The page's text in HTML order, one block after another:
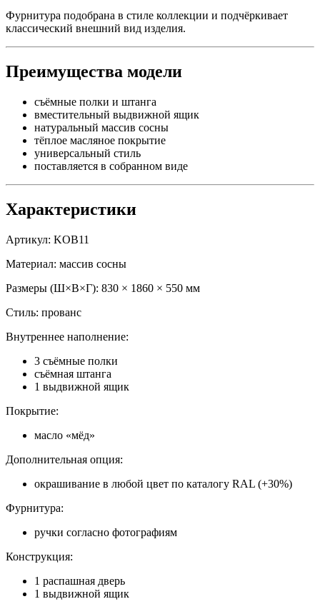
Фурнитура подобрана в стиле коллекции и подчёркивает
классический внешний вид изделия.
Преимущества модели
съёмные полки и штанга
вместительный выдвижной ящик
натуральный массив сосны
тёплое масляное покрытие
универсальный стиль
поставляется в собранном виде
Характеристики
Артикул: KOB11
Материал: массив сосны
Размеры (Ш×В×Г): 830 × 1860 × 550 мм
Стиль: прованс
Внутреннее наполнение:
3 съёмные полки
съёмная штанга
1 выдвижной ящик
Покрытие:
масло «мёд»
Дополнительная опция:
окрашивание в любой цвет по каталогу RAL (+30%)
Фурнитура:
ручки согласно фотографиям
Конструкция:
1 распашная дверь
1 выдвижной ящик